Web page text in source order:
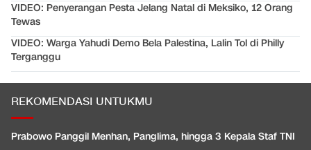
VIDEO: Penyerangan Pesta Jelang Natal di Meksiko, 12 Orang
Tewas
VIDEO: Warga Yahudi Demo Bela Palestina, Lalin Tol di Philly
Terganggu
REKOMENDASI UNTUKMU
Prabowo Panggil Menhan, Panglima, hingga 3 Kepala Staf TNI